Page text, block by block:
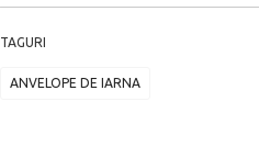
TAGURI
ANVELOPE DE IARNA